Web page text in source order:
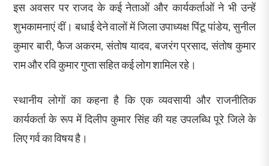
इस अवसर पर राजद के कई नेताओं और कार्यकर्ताओं ने भी उन्हें
शुभकामनाएं दीं। बधाई देने वालों में जिला उपाध्यक्ष पिंटू पांडेय, सुनील
कुमार बारी, फैज अकरम, संतोष यादव, बजरंग प्रसाद, संतोष कुमार
राम और रवि कुमार गुप्ता सहित कई लोग शामिल रहे।
स्थानीय लोगों का कहना है कि एक व्यवसायी और राजनीतिक
कार्यकर्ता के रूप में दिलीप कुमार सिंह की यह उपलब्धि पूरे जिले के
लिए गर्व का विषय है।